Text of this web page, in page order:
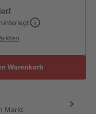
Warenkorb
Markt